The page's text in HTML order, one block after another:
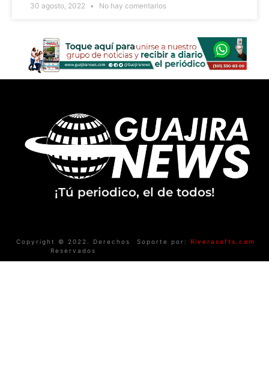
30 agosto, 2022 No hay comentarios
¡Tú periodico, el de todos!
Copyright © 2022. Derechos
Reservados
Soporte por: Riverasofts.com